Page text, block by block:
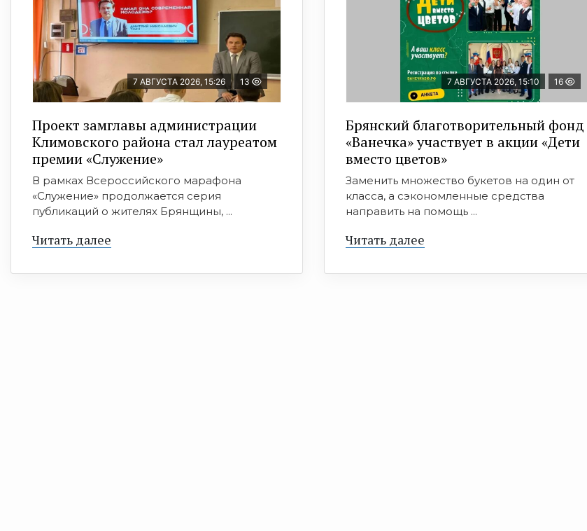
7 АВГУСТА 2026, 15:26 13
Проект замглавы администрации
Климовского района стал лауреатом
премии «Служение»
В рамках Всероссийского марафона
«Служение» продолжается серия
публикаций о жителях Брянщины, ...
Читать далее
7 АВГУСТА 2026, 15:10 16
Брянский благотворительный фонд
«Ванечка» участвует в акции «Дети
вместо цветов»
Заменить множество букетов на один от
класса, а сэкономленные средства
направить на помощь ...
Читать далее